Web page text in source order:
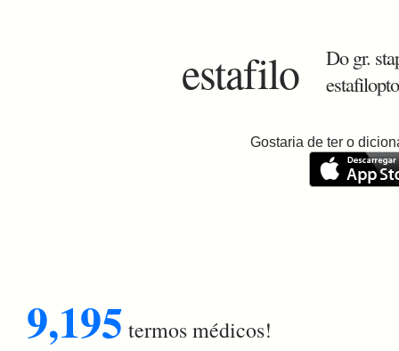
estafilo
Do gr.
Gostaria de ter o
9,195 termos médicos!